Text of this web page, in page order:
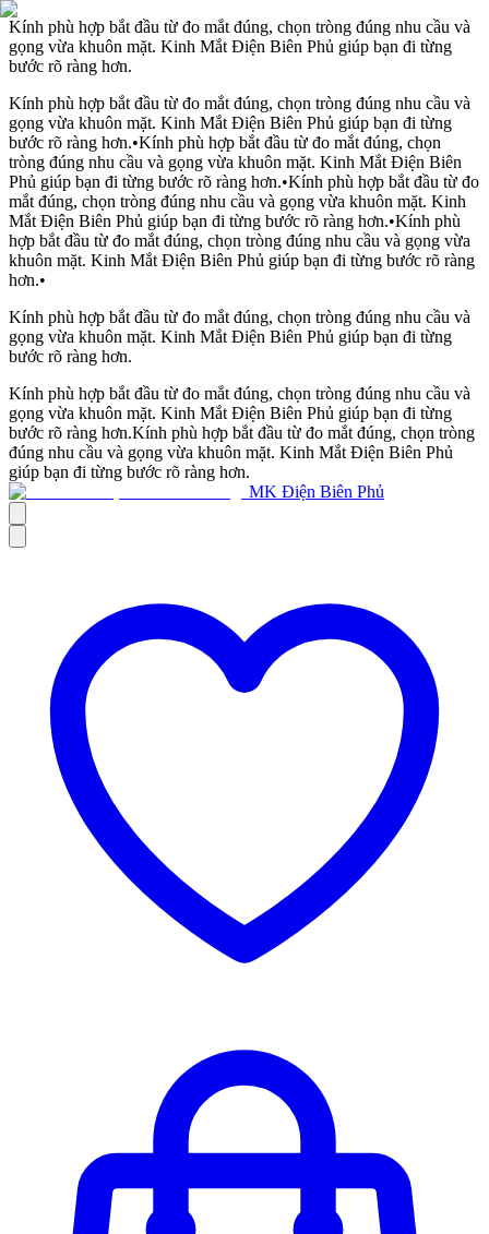
Kính phù hợp bắt đầu từ đo mắt đúng, chọn tròng đúng nhu cầu và
gọng vừa khuôn mặt. Kinh Mắt Điện Biên Phủ giúp bạn đi từng
bước rõ ràng hơn.
Kính phù hợp bắt đầu từ đo mắt đúng, chọn tròng đúng nhu cầu và
gọng vừa khuôn mặt. Kinh Mắt Điện Biên Phủ giúp bạn đi từng
bước rõ ràng hơn.•Kính phù hợp bắt đầu từ đo mắt đúng, chọn
tròng đúng nhu cầu và gọng vừa khuôn mặt. Kinh Mắt Điện Biên
Phủ giúp bạn đi từng bước rõ ràng hơn.•Kính phù hợp bắt đầu từ đo
mắt đúng, chọn tròng đúng nhu cầu và gọng vừa khuôn mặt. Kinh
Mắt Điện Biên Phủ giúp bạn đi từng bước rõ ràng hơn.•Kính phù
hợp bắt đầu từ đo mắt đúng, chọn tròng đúng nhu cầu và gọng vừa
khuôn mặt. Kinh Mắt Điện Biên Phủ giúp bạn đi từng bước rõ ràng
hơn.•
Kính phù hợp bắt đầu từ đo mắt đúng, chọn tròng đúng nhu cầu và
gọng vừa khuôn mặt. Kinh Mắt Điện Biên Phủ giúp bạn đi từng
bước rõ ràng hơn.
Kính phù hợp bắt đầu từ đo mắt đúng, chọn tròng đúng nhu cầu và
gọng vừa khuôn mặt. Kinh Mắt Điện Biên Phủ giúp bạn đi từng
bước rõ ràng hơn.Kính phù hợp bắt đầu từ đo mắt đúng, chọn tròng
đúng nhu cầu và gọng vừa khuôn mặt. Kinh Mắt Điện Biên Phủ
giúp bạn đi từng bước rõ ràng hơn.
MK Điện Biên Phủ